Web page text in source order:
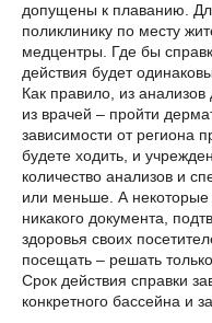
допущены к плаванию.
поликлинику по месту
медцентры. Где бы
действия будет
Как правило, из анализов
из врачей – пройти
зависимости от региона
будете ходить, и
количество анализов и
или меньше. А
никакого документа,
здоровья своих
посещать – решать
Срок действия справки
конкретного бассейна и